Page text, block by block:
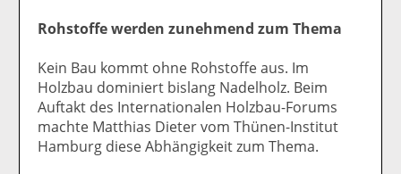
Rohstoffe werden zunehmend zum Thema
Kein Bau kommt ohne Rohstoffe aus. Im
Holzbau dominiert bislang Nadelholz. Beim
Auftakt des Internationalen Holzbau-Forums
machte Matthias Dieter vom Thünen-Institut
Hamburg diese Abhängigkeit zum Thema.